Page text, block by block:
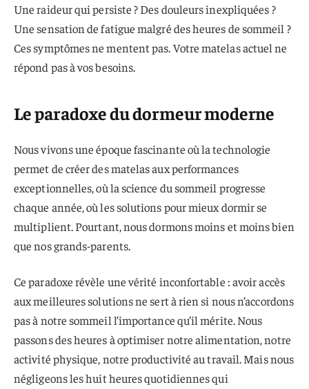
Une raideur qui persiste ? Des douleurs inexpliquées ?
Une sensation de fatigue malgré des heures de sommeil ?
Ces symptômes ne mentent pas. Votre matelas actuel ne
répond pas à vos besoins.
Le paradoxe du dormeur moderne
Nous vivons une époque fascinante où la technologie
permet de créer des matelas aux performances
exceptionnelles, où la science du sommeil progresse
chaque année, où les solutions pour mieux dormir se
multiplient. Pourtant, nous dormons moins et moins bien
que nos grands-parents.
Ce paradoxe révèle une vérité inconfortable : avoir accès
aux meilleures solutions ne sert à rien si nous n’accordons
pas à notre sommeil l’importance qu’il mérite. Nous
passons des heures à optimiser notre alimentation, notre
activité physique, notre productivité au travail. Mais nous
négligeons les huit heures quotidiennes qui